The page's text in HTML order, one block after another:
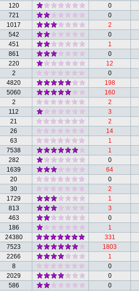
120 0
721 0
1017 2
542 0
451 1
861 0
220 12
2 0
4820 198
5060 160
2 2
112 3
21 2
26 14
63 1
7538 1
282 0
1639 64
20 0
30 2
1729 1
813 3
463 0
186 1
24380 331
7523 1803
2266 1
8 0
2029 0
586 0